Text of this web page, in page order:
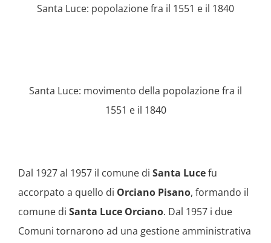
Santa Luce: popolazione fra il 1551 e il 1840
Santa Luce: movimento della popolazione fra il
1551 e il 1840
Dal 1927 al 1957 il comune di Santa Lucefu
accorpato a quello di Orciano Pisano, formando il
comune di Santa Luce Orciano. Dal 1957 i due
Comuni tornarono ad una gestione amministrativa